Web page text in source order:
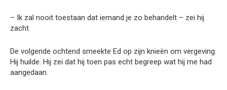
– Ik zal nooit toestaan dat iemand je zo behandelt – zei hij
zacht.
De volgende ochtend smeekte Ed op zijn knieën om vergeving.
Hij huilde. Hij zei dat hij toen pas echt begreep wat hij me had
aangedaan.